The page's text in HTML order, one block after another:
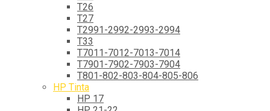
T26
T27
T2991-2992-2993-2994
T33
T7011-7012-7013-7014
T7901-7902-7903-7904
T801-802-803-804-805-806
HP Tinta
HP 17